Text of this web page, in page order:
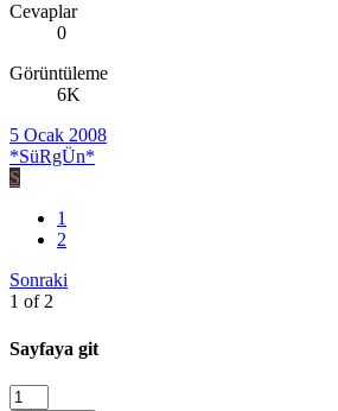
Cevaplar
0
Görüntüleme
6K
5 Ocak 2008
*SüRgÜn*
S
1
2
Sonraki
1 of 2
Sayfaya git